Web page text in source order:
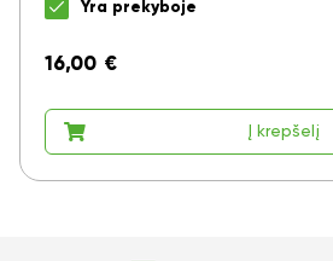
Yra prekyboje
16,00 €
Į krepšelį